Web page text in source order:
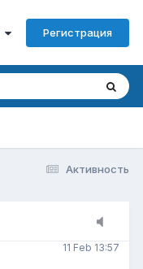
Регистрация
Активность
3 Jan 15:00
3 Feb 7:30
8 Feb 20:22
11 Feb 13:57